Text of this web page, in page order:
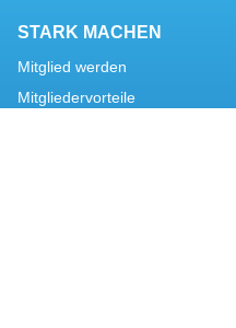
STARK MACHEN
Mitglied werden
Mitgliedervorteile